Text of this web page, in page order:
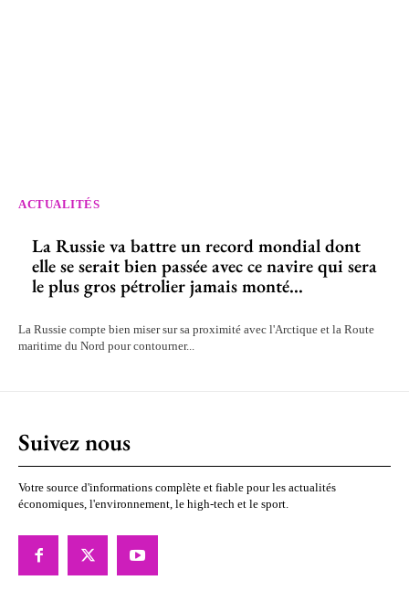
ACTUALITÉS
La Russie va battre un record mondial dont
elle se serait bien passée avec ce navire qui sera
le plus gros pétrolier jamais monté...
La Russie compte bien miser sur sa proximité avec l'Arctique et la Route
maritime du Nord pour contourner...
Suivez nous
Votre source d'informations complète et fiable pour les actualités
économiques, l'environnement, le high-tech et le sport.